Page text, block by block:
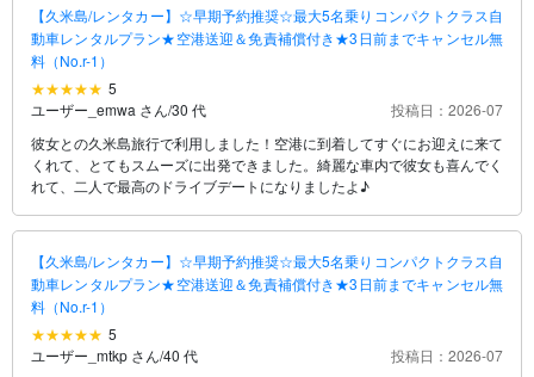
【久米島/レンタカー】☆早期予約推奨☆最大5名乗りコンパクトクラス自
動車レンタルプラン★空港送迎＆免責補償付き★3日前までキャンセル無
料（No.r-1）
5
ユーザー_emwa さん/30 代
投稿日：2026-07
彼女との久米島旅行で利用しました！空港に到着してすぐにお迎えに来て
くれて、とてもスムーズに出発できました。綺麗な車内で彼女も喜んでく
れて、二人で最高のドライブデートになりましたよ♪
【久米島/レンタカー】☆早期予約推奨☆最大5名乗りコンパクトクラス自
動車レンタルプラン★空港送迎＆免責補償付き★3日前までキャンセル無
料（No.r-1）
5
ユーザー_mtkp さん/40 代
投稿日：2026-07